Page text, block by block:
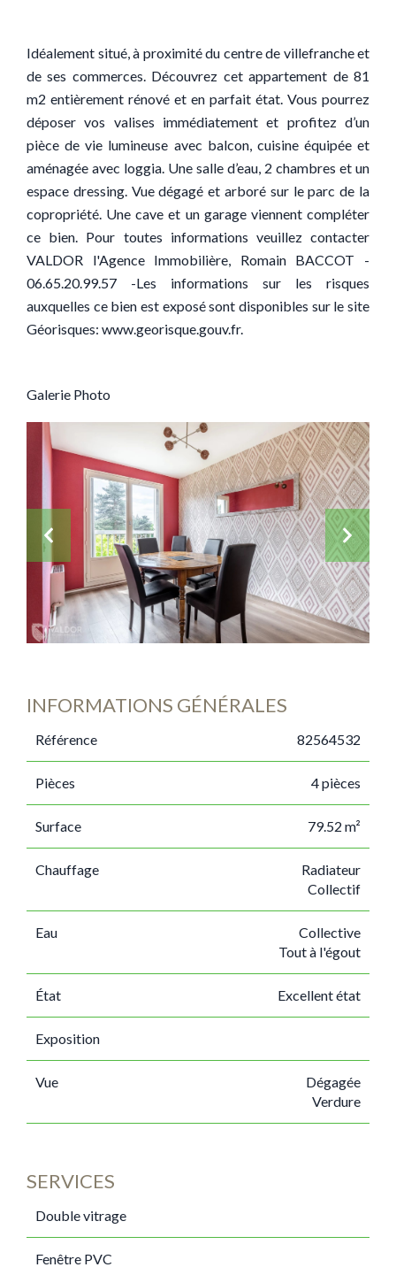
Idéalement situé, à proximité du centre de villefranche et
de ses commerces. Découvrez cet appartement de 81
m2 entièrement rénové et en parfait état. Vous pourrez
déposer vos valises immédiatement et profitez d’un
pièce de vie lumineuse avec balcon, cuisine équipée et
aménagée avec loggia. Une salle d’eau, 2 chambres et un
espace dressing. Vue dégagé et arboré sur le parc de la
copropriété. Une cave et un garage viennent compléter
ce bien. Pour toutes informations veuillez contacter
VALDOR l'Agence Immobilière, Romain BACCOT -
06.65.20.99.57 -Les informations sur les risques
auxquelles ce bien est exposé sont disponibles sur le site
Géorisques: www.georisque.gouv.fr.
Galerie Photo
INFORMATIONS GÉNÉRALES
Référence 82564532
Pièces 4 pièces
Surface 79.52 m²
Chauffage
Radiateur
Collectif
Eau
Collective
Tout à l'égout
État Excellent état
Exposition
Vue
Dégagée
Verdure
SERVICES
Double vitrage
Fenêtre PVC